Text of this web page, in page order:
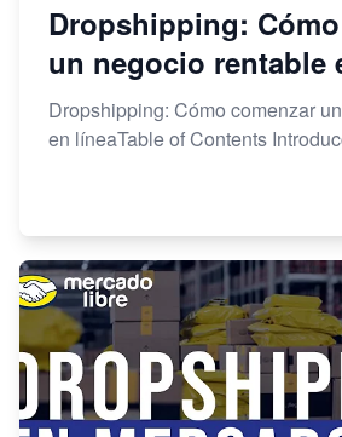
Dropshipping:
un negocio rentable
Dropshipping: Cómo comenzar
en líneaTable of Contents